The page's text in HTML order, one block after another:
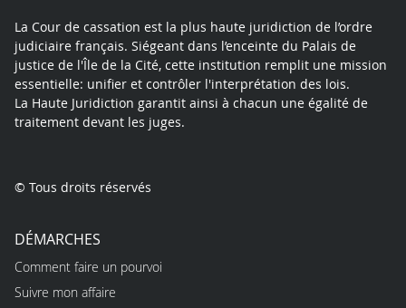
La Cour de cassation est la plus haute juridiction de l’ordre
judiciaire français. Siégeant dans l’enceinte du Palais de
justice de l'Île de la Cité, cette institution remplit une mission
essentielle: unifier et contrôler l'interprétation des lois.
La Haute Juridiction garantit ainsi à chacun une égalité de
traitement devant les juges.
© Tous droits réservés
DÉMARCHES
Comment faire un pourvoi
Suivre mon affaire